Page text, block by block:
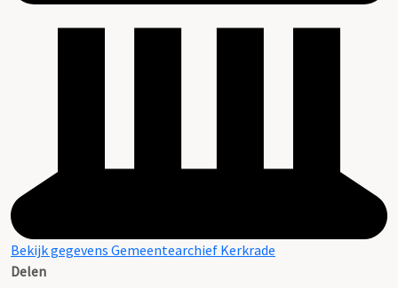
Bekijk gegevens Gemeentearchief Kerkrade
Delen